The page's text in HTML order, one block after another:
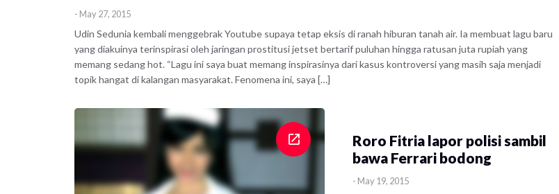
- May 27, 2015
Udin Sedunia kembali menggebrak Youtube supaya tetap eksis di ranah hiburan tanah air. Ia membuat lagu baru
yang diakuinya terinspirasi oleh jaringan prostitusi jetset bertarif puluhan hingga ratusan juta rupiah yang
memang sedang hot. “Lagu ini saya buat memang inspirasinya dari kasus kontroversi yang masih saja menjadi
topik hangat di kalangan masyarakat. Fenomena ini, saya […]
​Roro Fitria lapor polisi sambil
bawa Ferrari bodong
- May 19, 2015